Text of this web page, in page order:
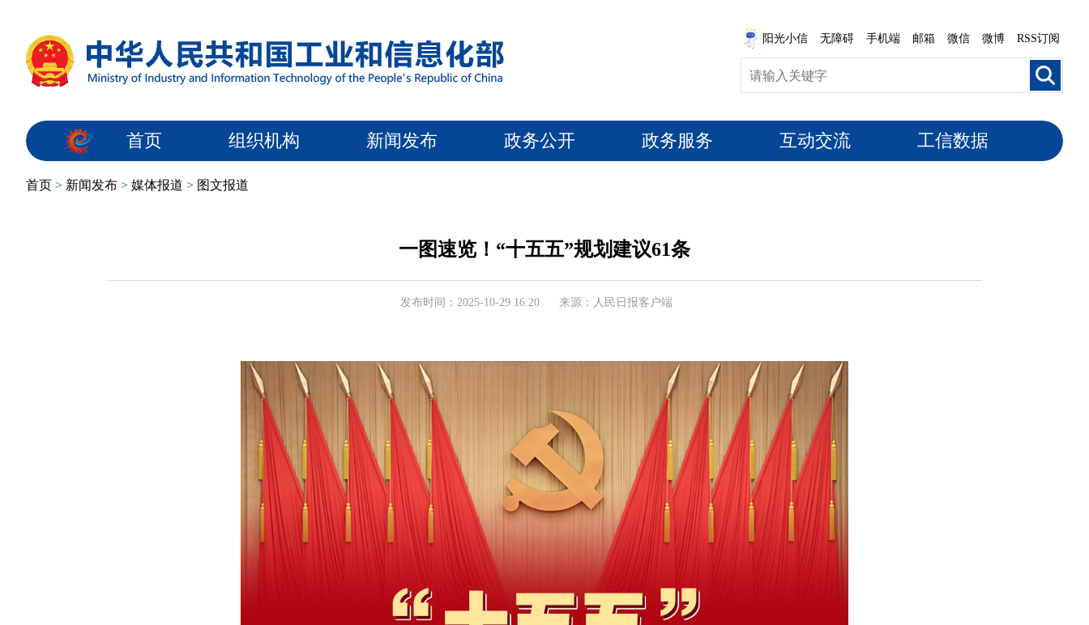
阳光小信 无障碍 手机端 邮箱 微信 微博 RSS订阅
首页 组织机构 新闻发布 政务公开 政务服务 互动交流 工信数据
首页 > 新闻发布 > 媒体报道 > 图文报道
一图速览！“十五五”规划建议61条
发布时间：2025-10-29 16:20 来源：人民日报客户端